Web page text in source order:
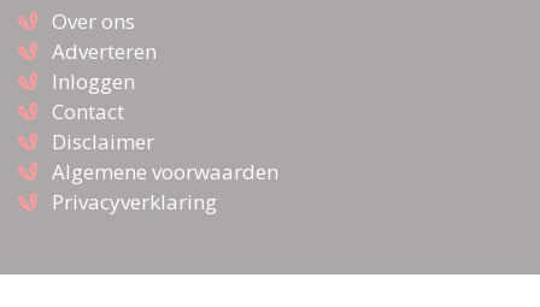
Over ons
Adverteren
Inloggen
Contact
Disclaimer
Algemene voorwaarden
Privacyverklaring